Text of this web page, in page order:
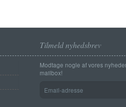
Tilmeld nyhedsbrev
Modtage nogle af vores
mailbox!
adresse